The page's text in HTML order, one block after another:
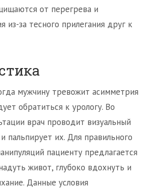
от перегрева и
из-за тесного прилегания друг к
мужчину тревожит асимметрия
обратиться к урологу. Во
врач проводит визуальный
пальпирует их. Для правильного
пациенту предлагается
живот, глубоко вдохнуть и
Данные условия